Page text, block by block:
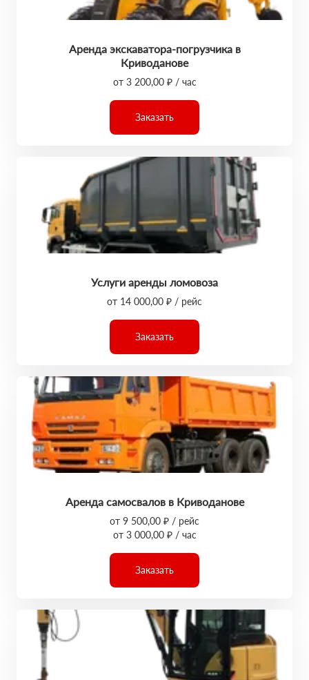
Аренда экскаватора-погрузчика в
Криводанове
от 3 200,00 ₽ / час
Заказать
Услуги аренды ломовоза
от 14 000,00 ₽ / рейс
Заказать
Аренда самосвалов в Криводанове
от 9 500,00 ₽ / рейс
от 3 000,00 ₽ / час
Заказать